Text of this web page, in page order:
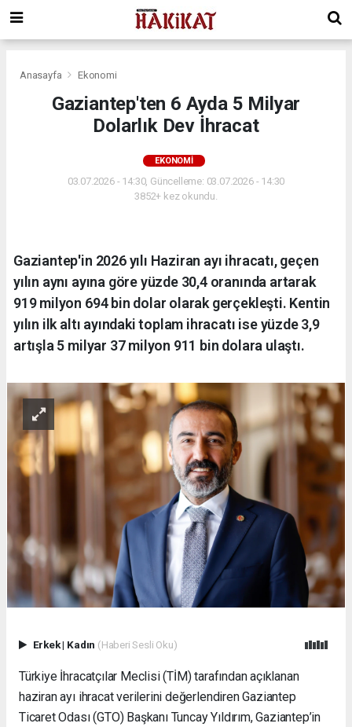
Anasayfa Ekonomi
Gaziantep'ten 6 Ayda 5 Milyar
Dolarlık Dev İhracat
EKONOMI
03.07.2026 - 14:30, Güncelleme: 03.07.2026 - 14:30
3852+ kez okundu.
Gaziantep'in 2026 yılı Haziran ayı ihracatı, geçen
yılın aynı ayına göre yüzde 30,4 oranında artarak
919 milyon 694 bin dolar olarak gerçekleşti. Kentin
yılın ilk altı ayındaki toplam ihracatı ise yüzde 3,9
artışla 5 milyar 37 milyon 911 bin dolara ulaştı.
Erkek| Kadın (Haberi Sesli Oku)
Türkiye İhracatçılar Meclisi (TİM) tarafından açıklanan
haziran ayı ihracat verilerini değerlendiren Gaziantep
Ticaret Odası (GTO) Başkanı Tuncay Yıldırım, Gaziantep’in